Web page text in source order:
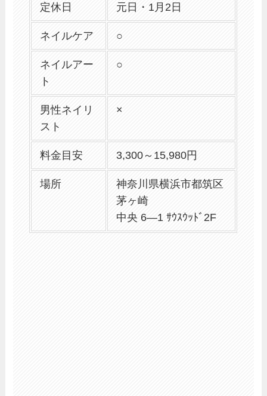
定休日 元日・1月2日
ネイルケア ○
ネイルアー
ト
○
男性ネイリ
スト
×
料金目安 3,300～15,980円
場所
神奈川県横浜市都筑区
茅ヶ崎
中央 6―1 ｻｳｽｳｯﾄﾞ2F